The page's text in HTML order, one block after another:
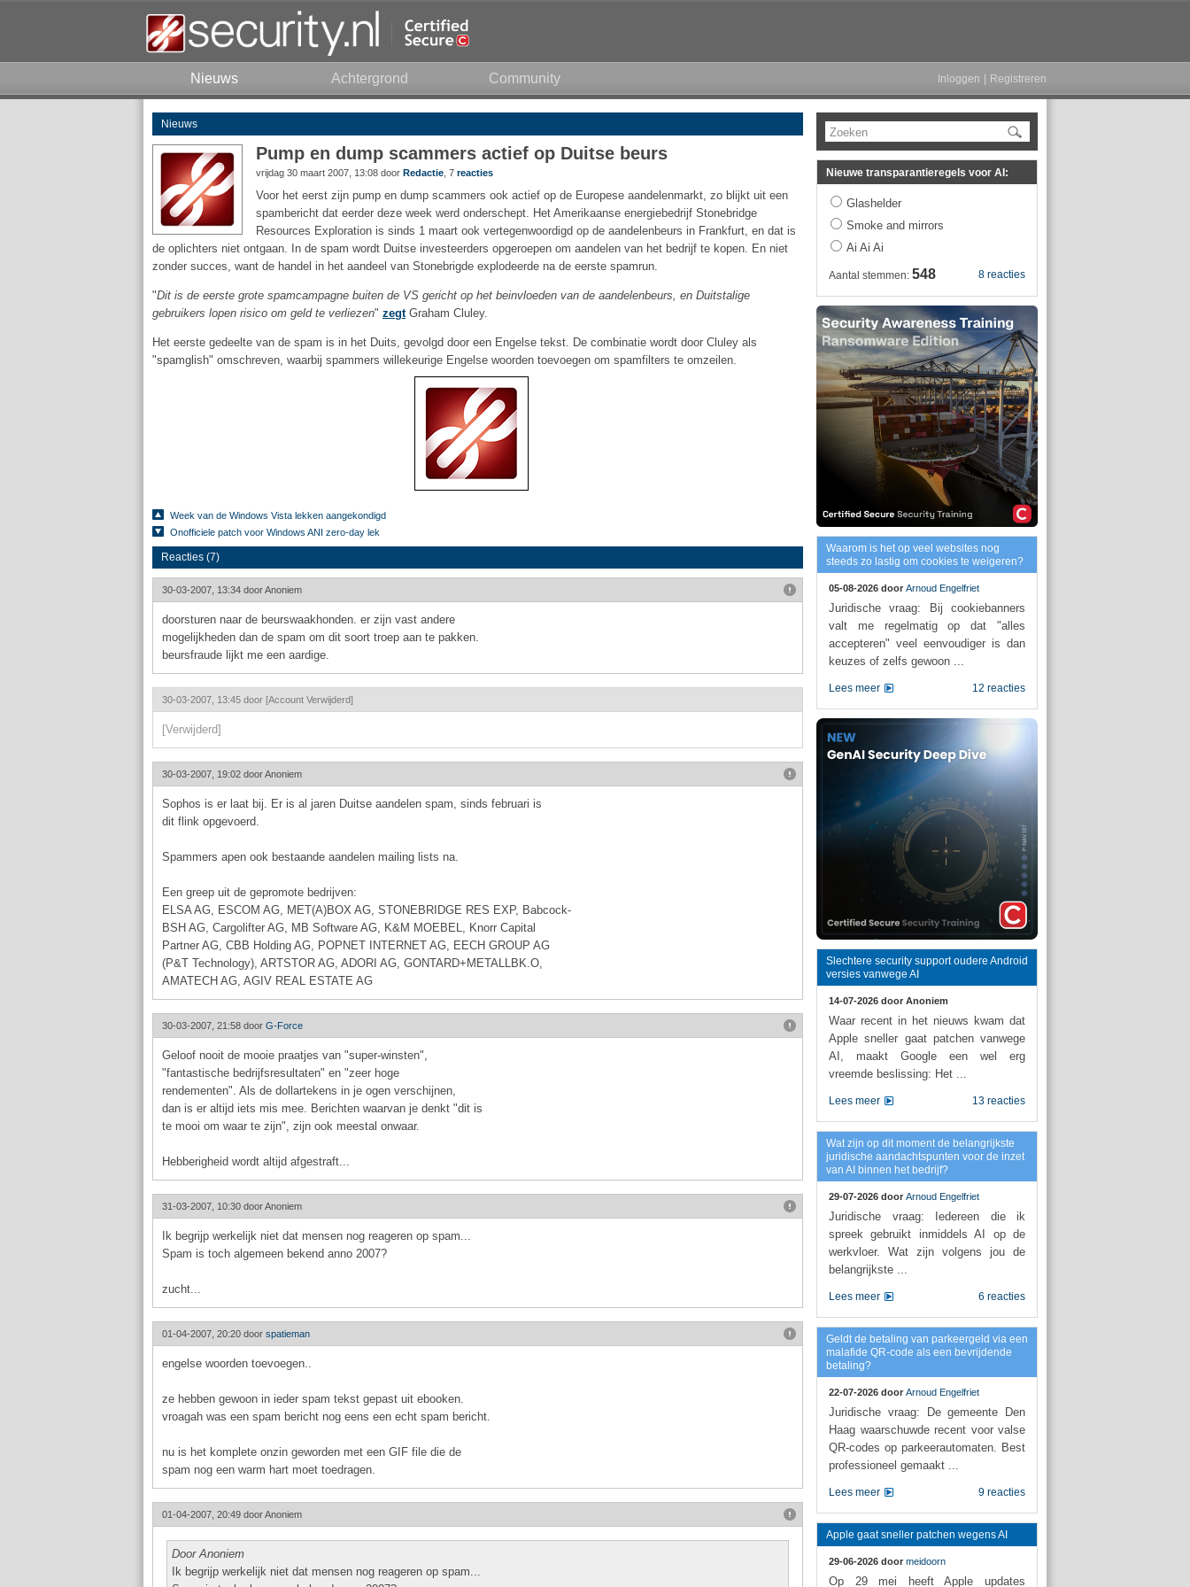
Nieuws Achtergrond Community Inloggen Registreren
Nieuws
Pump en dump scammers actief op Duitse beurs
vrijdag 30 maart 2007, 13:08 door Redactie , 7 reacties
Voor het eerst zijn pump en dump scammers ook actief op de Europese aandelenmarkt, zo blijkt uit een
spambericht dat eerder deze week werd onderschept. Het Amerikaanse energiebedrijf Stonebridge
Resources Exploration is sinds 1 maart ook vertegenwoordigd op de aandelenbeurs in Frankfurt, en dat is
de oplichters niet ontgaan. In de spam wordt Duitse investeerders opgeroepen om aandelen van het bedrijf te kopen. En niet
zonder succes, want de handel in het aandeel van Stonebrigde explodeerde na de eerste spamrun.
"Dit is de eerste grote spamcampagne buiten de VS gericht op het beinvloeden van de aandelenbeurs, en Duitstalige
gebruikers lopen risico om geld te verliezen" zegtGraham Cluley.
Het eerste gedeelte van de spam is in het Duits, gevolgd door een Engelse tekst. De combinatie wordt door Cluley als
"spamglish" omschreven, waarbij spammers willekeurige Engelse woorden toevoegen om spamfilters te omzeilen.
Week van de Windows Vista lekken aangekondigd
Onofficiele patch voor Windows ANI zero-day lek
Reacties (7)
30-03-2007, 13:34 doorAnoniem
doorsturen naar de beurswaakhonden. er zijn vast andere
mogelijkheden dan de spam om dit soort troep aan te pakken.
beursfraude lijkt me een aardige.
30-03-2007, 13:45 door [Account Verwijderd]
[Verwijderd]
30-03-2007, 19:02 doorAnoniem
Sophos is er laat bij. Er is al jaren Duitse aandelen spam, sinds februari is
dit flink opgevoerd.
Spammers apen ook bestaande aandelen mailing lists na.
Een greep uit de gepromote bedrijven:
ELSA AG, ESCOM AG, MET(A)BOX AG, STONEBRIDGE RES EXP, Babcock-
BSH AG, Cargolifter AG, MB Software AG, K&M MOEBEL, Knorr Capital
Partner AG, CBB Holding AG, POPNET INTERNET AG, EECH GROUP AG
(P&T Technology), ARTSTOR AG, ADORI AG, GONTARD+METALLBK.O,
AMATECH AG, AGIV REAL ESTATE AG
30-03-2007, 21:58 door G-Force
Geloof nooit de mooie praatjes van "super-winsten",
"fantastische bedrijfsresultaten" en "zeer hoge
rendementen". Als de dollartekens in je ogen verschijnen,
dan is er altijd iets mis mee. Berichten waarvan je denkt "dit is
te mooi om waar te zijn", zijn ook meestal onwaar.
Hebberigheid wordt altijd afgestraft...
31-03-2007, 10:30 doorAnoniem
Ik begrijp werkelijk niet dat mensen nog reageren op spam...
Spam is toch algemeen bekend anno 2007?
zucht...
01-04-2007, 20:20 door spatieman
engelse woorden toevoegen..
ze hebben gewoon in ieder spam tekst gepast uit ebooken.
vroagah was een spam bericht nog eens een echt spam bericht.
nu is het komplete onzin geworden met een GIF file die de
spam nog een warm hart moet toedragen.
01-04-2007, 20:49 doorAnoniem
Door Anoniem
Ik begrijp werkelijk niet dat mensen nog reageren op spam...
Zoeken
Nieuwe transparantieregels voor AI:
Glashelder
Smoke and mirrors
Ai Ai Ai
8 reacties
Aantal stemmen: 548
Waarom is het op veel websites nog
steeds zo lastig om cookies te weigeren?
05-08-2026 door Arnoud Engelfriet
Juridische vraag: Bij cookiebanners
valt me regelmatig op dat "alles
accepteren" veel eenvoudiger is dan
keuzes of zelfs gewoon ...
12 reacties
Lees meer
Slechtere security support oudere Android
versies vanwege AI
14-07-2026 door Anoniem
Waar recent in het nieuws kwam dat
Apple sneller gaat patchen vanwege
AI, maakt Google een wel erg
vreemde beslissing: Het ...
13 reacties
Lees meer
Wat zijn op dit moment de belangrijkste
juridische aandachtspunten voor de inzet
van AI binnen het bedrijf?
29-07-2026 door Arnoud Engelfriet
Juridische vraag: Iedereen die ik
spreek gebruikt inmiddels AI op de
werkvloer. Wat zijn volgens jou de
belangrijkste ...
6 reacties
Lees meer
Geldt de betaling van parkeergeld via een
malafide QR-code als een bevrijdende
betaling?
22-07-2026 door Arnoud Engelfriet
Juridische vraag: De gemeente Den
Haag waarschuwde recent voor valse
QR-codes op parkeerautomaten. Best
professioneel gemaakt ...
9 reacties
Lees meer
Apple gaat sneller patchen wegens AI
29-06-2026 door meidoorn
Op 29 mei heeft Apple updates